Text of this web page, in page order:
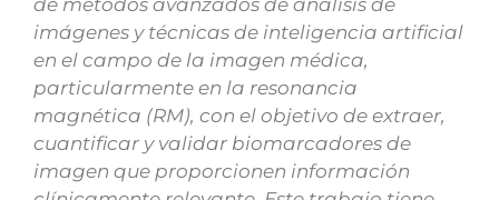
de métodos avanzados de análisis de
imágenes y técnicas de inteligencia artificial
en el campo de la imagen médica,
particularmente en la resonancia
magnética (RM), con el objetivo de extraer,
cuantificar y validar biomarcadores de
imagen que proporcionen información